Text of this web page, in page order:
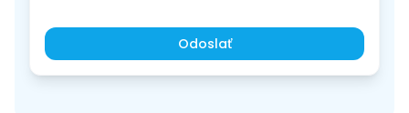
Odoslať